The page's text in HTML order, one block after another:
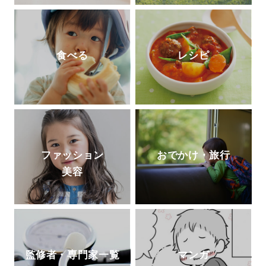
食べる レシピ
ファッション
美容
おでかけ・旅行
監修者・専門家一覧 マンガ